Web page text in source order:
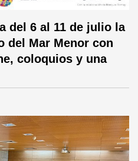
del 6 al 11 de julio la
del Mar Menor con
coloquios y una